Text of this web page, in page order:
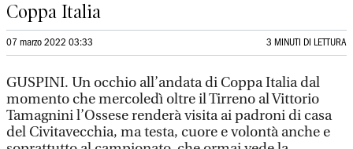
Coppa Italia
07 marzo 2022 03:33 3 MINUTI DI LETTURA
GUSPINI. Un occhio all’andata di Coppa Italia dal
momento che mercoledì oltre il Tirreno al Vittorio
Tamagnini l’Ossese renderà visita ai padroni di casa
del Civitavecchia, ma testa, cuore e volontà anche e